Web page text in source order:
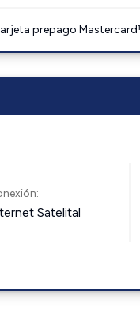
prepago
Satelital